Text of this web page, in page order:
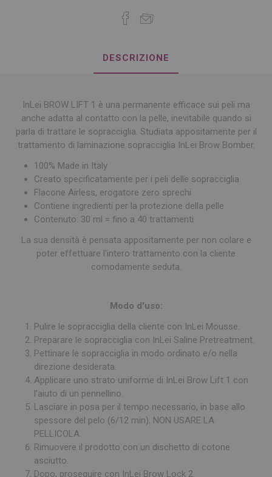
DESCRIZIONE
InLei BROW LIFT 1 è una permanente efficace sui peli ma
anche adatta al contatto con la pelle, inevitabile quando si
parla di trattare le sopracciglia. Studiata appositamente per il
trattamento di laminazione sopracciglia InLei Brow Bomber.
100% Made in Italy
Creato specificatamente per i peli delle sopracciglia
Flacone Airless, erogatore zero sprechi
Contiene ingredienti per la protezione della pelle
Contenuto: 30 ml = fino a 40 trattamenti
La sua densità è pensata appositamente per non colare e
poter effettuare l’intero trattamento con la cliente
comodamente seduta.
Modo d'uso:
Pulire le sopracciglia della cliente con InLei Mousse.
Preparare le sopracciglia con InLei Saline Pretreatment.
Pettinare le sopracciglia in modo ordinato e/o nella
direzione desiderata.
Applicare uno strato uniforme di InLei Brow Lift 1 con
l’aiuto di un pennellino.
Lasciare in posa per il tempo necessario, in base allo
spessore del pelo (6/12 min). NON USARE LA
PELLICOLA.
Rimuovere il prodotto con un dischetto di cotone
asciutto.
Dopo, proseguire con InLei Brow Lock 2.